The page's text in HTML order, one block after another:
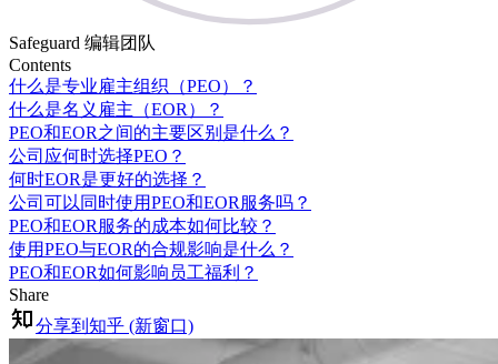
Safeguard 编辑团队
Contents
什么是专业雇主组织（PEO）？
什么是名义雇主（EOR）？
PEO和EOR之间的主要区别是什么？
公司应何时选择PEO？
何时EOR是更好的选择？
公司可以同时使用PEO和EOR服务吗？
PEO和EOR服务的成本如何比较？
使用PEO与EOR的合规影响是什么？
PEO和EOR如何影响员工福利？
Share
分享到知乎 (新窗口)